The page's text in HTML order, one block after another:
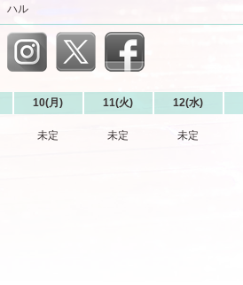
ハル
10(月) 11(火) 12(水)
未定 未定 未定